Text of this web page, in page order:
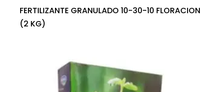
FERTILIZANTE GRANULADO 10-30-10 FLORACION
(2 KG)